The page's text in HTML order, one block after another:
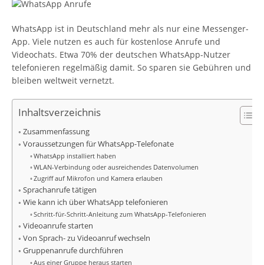
WhatsApp ist in Deutschland mehr als nur eine Messenger-
App. Viele nutzen es auch für kostenlose Anrufe und
Videochats. Etwa 70% der deutschen WhatsApp-Nutzer
telefonieren regelmäßig damit. So sparen sie Gebühren und
bleiben weltweit vernetzt.
Inhaltsverzeichnis
Zusammenfassung
Voraussetzungen für WhatsApp-Telefonate
WhatsApp installiert haben
WLAN-Verbindung oder ausreichendes Datenvolumen
Zugriff auf Mikrofon und Kamera erlauben
Sprachanrufe tätigen
Wie kann ich über WhatsApp telefonieren
Schritt-für-Schritt-Anleitung zum WhatsApp-Telefonieren
Videoanrufe starten
Von Sprach- zu Videoanruf wechseln
Gruppenanrufe durchführen
Aus einer Gruppe heraus starten